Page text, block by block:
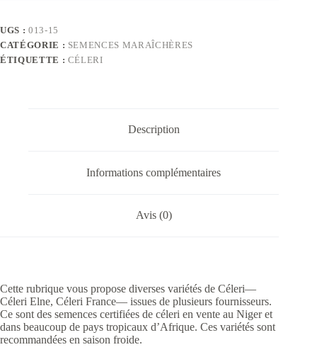
UGS : 013-15
CATÉGORIE : SEMENCES MARAÎCHÈRES
ÉTIQUETTE : CÉLERI
Description
Informations complémentaires
Avis (0)
Cette rubrique vous propose diverses variétés de Céleri—
Céleri Elne, Céleri France— issues de plusieurs fournisseurs.
Ce sont des semences certifiées de céleri en vente au Niger et
dans beaucoup de pays tropicaux d’Afrique. Ces variétés sont
recommandées en saison froide.